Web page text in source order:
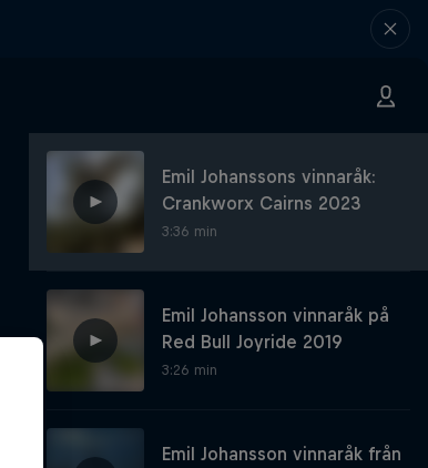
Emil Johanssons vinnaråk:
Crankworx Cairns 2023
3:36 min
Emil Johansson vinnaråk på
Red Bull Joyride 2019
3:26 min
Emil Johansson vinnaråk från